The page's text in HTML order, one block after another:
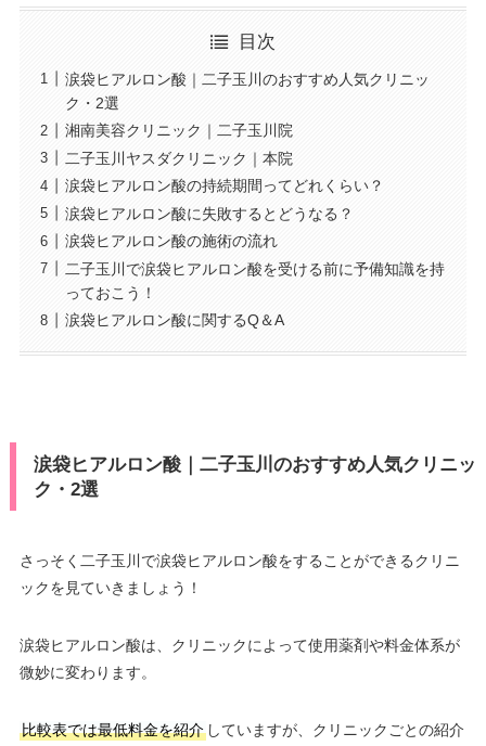
目次
涙袋ヒアルロン酸｜二子玉川のおすすめ人気クリニッ
ク・2選
湘南美容クリニック｜二子玉川院
二子玉川ヤスダクリニック｜本院
涙袋ヒアルロン酸の持続期間ってどれくらい？
涙袋ヒアルロン酸に失敗するとどうなる？
涙袋ヒアルロン酸の施術の流れ
二子玉川で涙袋ヒアルロン酸を受ける前に予備知識を持
っておこう！
涙袋ヒアルロン酸に関するQ＆A
涙袋ヒアルロン酸｜二子玉川のおすすめ人気クリニッ
ク・2選
さっそく二子玉川で涙袋ヒアルロン酸をすることができるクリニ
ックを見ていきましょう！
涙袋ヒアルロン酸は、クリニックによって使用薬剤や料金体系が
微妙に変わります。
比較表では最低料金を紹介していますが、クリニックごとの紹介